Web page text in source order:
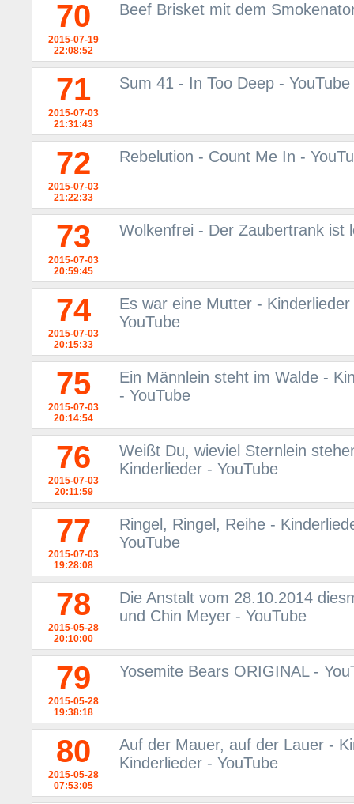
70
2015-07-19
22:08:52
Beef Brisket mit dem
71
2015-07-03
21:31:43
Sum 41 - In Too Deep - YouTube
72
2015-07-03
21:22:33
Rebelution - Count Me In -
73
2015-07-03
20:59:45
Wolkenfrei - Der Zaubertrank ist
74
2015-07-03
20:15:33
Es war eine Mutter -
YouTube
75
2015-07-03
20:14:54
Ein Männlein steht im Walde -
- YouTube
76
2015-07-03
20:11:59
Weißt Du, wieviel Sternlein
Kinderlieder - YouTube
77
2015-07-03
19:28:08
Ringel, Ringel, Reihe -
YouTube
78
2015-05-28
20:10:00
Die Anstalt vom 28.10.2014
und Chin Meyer - YouTube
79
2015-05-28
19:38:18
Yosemite Bears ORIGINAL -
80
2015-05-28
07:53:05
Auf der Mauer, auf der Lauer -
Kinderlieder - YouTube